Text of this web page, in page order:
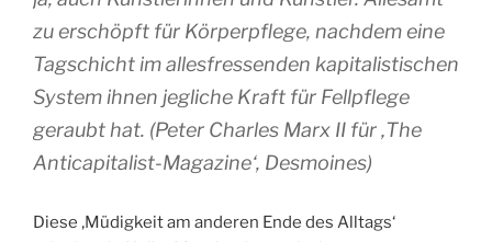
zu erschöpft für Körperpflege, nachdem eine
Tagschicht im allesfressenden kapitalistischen
System ihnen jegliche Kraft für Fellpflege
geraubt hat. (Peter Charles Marx II für ‚The
Anticapitalist-Magazine‘, Desmoines)
Diese ‚Müdigkeit am anderen Ende des Alltags‘